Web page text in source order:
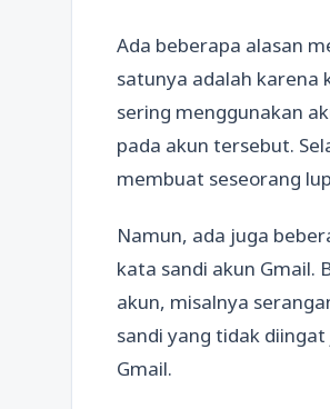
Ada beberapa alasan
satunya adalah karena
sering menggunakan
pada akun tersebut.
membuat seseorang
Namun, ada juga
kata sandi akun Gmail.
akun, misalnya
sandi yang tidak
Gmail.